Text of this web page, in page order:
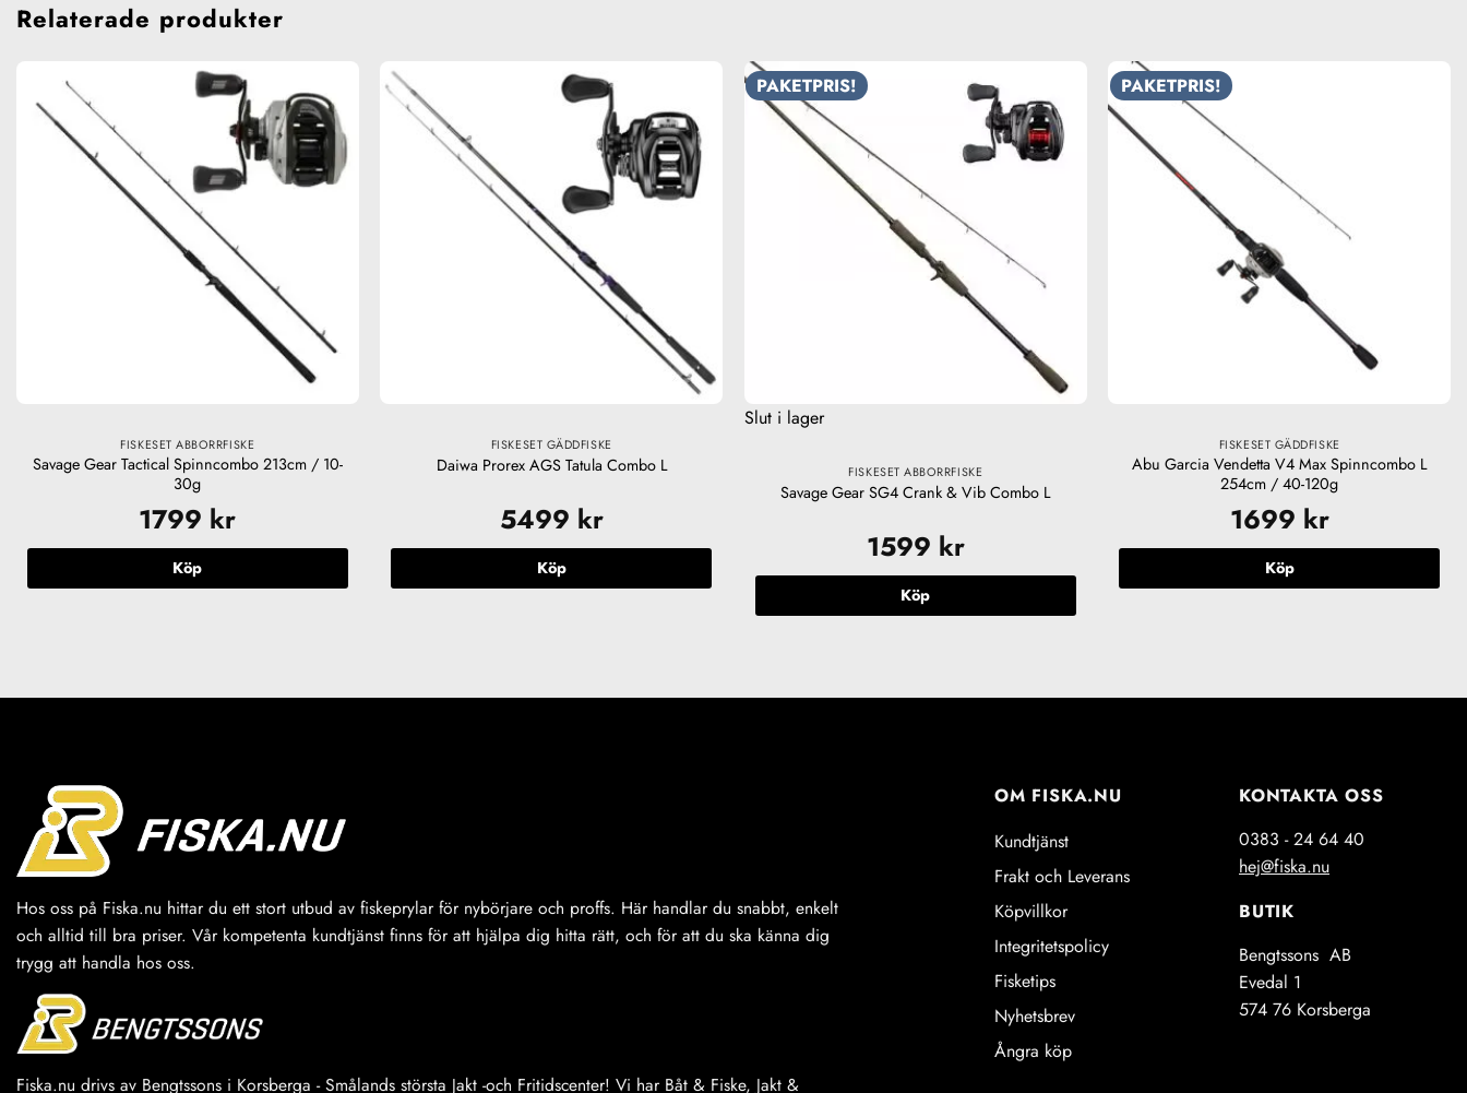
Relaterade produkter
FISKESET ABBORRFISKE
Savage Gear Tactical Spinncombo 213cm / 10-
30g
1799 kr
Köp
FISKESET GÄDDFISKE
Daiwa Prorex AGS Tatula Combo L
5499 kr
Köp
PAKETPRIS!
Slut i lager
FISKESET ABBORRFISKE
Savage Gear SG4 Crank & Vib Combo L
1599 kr
Köp
PAKETPRIS!
FISKESET GÄDDFISKE
Abu Garcia Vendetta V4 Max Spinncombo L
254cm / 40-120g
1699 kr
Köp
Hos oss på Fiska.nu hittar du ett stort utbud av fiskeprylar för nybörjare och proffs. Här handlar du snabbt, enkelt
och alltid till bra priser. Vår kompetenta kundtjänst finns för att hjälpa dig hitta rätt, och för att du ska känna dig
trygg att handla hos oss.
Fiska.nu drivs av Bengtssons i Korsberga - Smålands största Jakt -och Fritidscenter! Vi har Båt & Fiske, Jakt &
OM FISKA.NU
Kundtjänst
Frakt och Leverans
Köpvillkor
Integritetspolicy
Fisketips
Nyhetsbrev
Ångra köp
KONTAKTA OSS
0383 - 24 64 40
hej@fiska.nu
BUTIK
Bengtssons AB
Evedal 1
574 76 Korsberga